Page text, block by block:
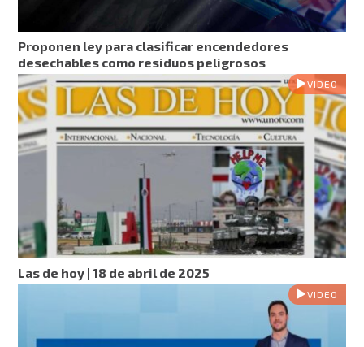
Proponen ley para clasificar encendedores
desechables como residuos peligrosos
VIDEO
Las de hoy | 18 de abril de 2025
VIDEO